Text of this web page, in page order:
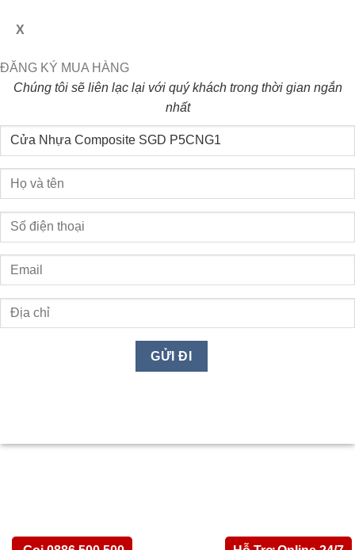
X
ĐĂNG KÝ MUA HÀNG
Chúng tôi sẽ liên lạc lại với quý khách trong thời gian ngắn
nhất